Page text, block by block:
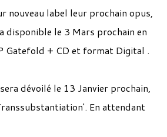
nouveau label leur prochain opus,
disponible le 3 Mars prochain en
Gatefold + CD et format Digital .
dévoilé le 13 Janvier prochain,
En attendant